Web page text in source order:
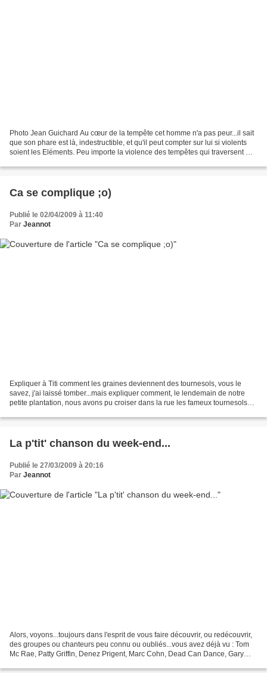
Photo Jean Guichard Au cœur de la tempête cet homme n'a pas peur...il sait
que son phare est là, indestructible, et qu'il peut compter sur lui si violents
soient les Eléments. Peu importe la violence des tempêtes qui traversent ma
Ca se complique ;o)
Publié le 02/04/2009 à 11:40
Par Jeannot
Expliquer à Titi comment les graines deviennent des tournesols, vous le
savez, j'ai laissé tomber...mais expliquer comment, le lendemain de notre
petite plantation, nous avons pu croiser dans la rue les fameux tournesols
La p'tit' chanson du week-end...
Publié le 27/03/2009 à 20:16
Par Jeannot
Alors, voyons...toujours dans l'esprit de vous faire découvrir, ou redécouvrir,
des groupes ou chanteurs peu connu ou oubliés...vous avez déjà vu : Tom
Mc Rae, Patty Griffin, Denez Prigent, Marc Cohn, Dead Can Dance, Gary